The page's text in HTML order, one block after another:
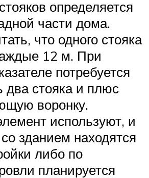
определяется
части дома.
что одного стояка
12 м. При
потребуется
два стояка и плюс
воронку.
используют, и
зданием находятся
либо по
планируется